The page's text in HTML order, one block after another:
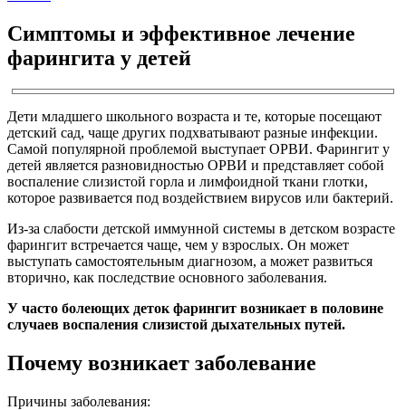
Симптомы и эффективное лечение
фарингита у детей
Дети младшего школьного возраста и те, которые посещают
детский сад, чаще других подхватывают разные инфекции.
Самой популярной проблемой выступает ОРВИ. Фарингит у
детей является разновидностью ОРВИ и представляет собой
воспаление слизистой горла и лимфоидной ткани глотки,
которое развивается под воздействием вирусов или бактерий.
Из-за слабости детской иммунной системы в детском возрасте
фарингит встречается чаще, чем у взрослых. Он может
выступать самостоятельным диагнозом, а может развиться
вторично, как последствие основного заболевания.
У часто болеющих деток фарингит возникает в половине
случаев воспаления слизистой дыхательных путей.
Почему возникает заболевание
Причины заболевания: